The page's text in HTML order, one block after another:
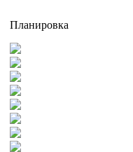
Планировка